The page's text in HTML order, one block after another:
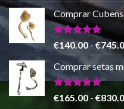
de 5
precio
original
era:
€80.00.
Comprar
Valorado
con
5.00
de 5
€140.00-€
Comprar setas
Valorado
€165.00 - €